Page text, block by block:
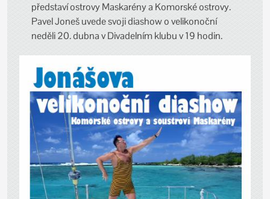
představí ostrovy Maskarény a Komorské ostrovy.
Pavel Joneš uvede svoji diashow o velikonoční
neděli 20. dubna v Divadelním klubu v 19 hodin.